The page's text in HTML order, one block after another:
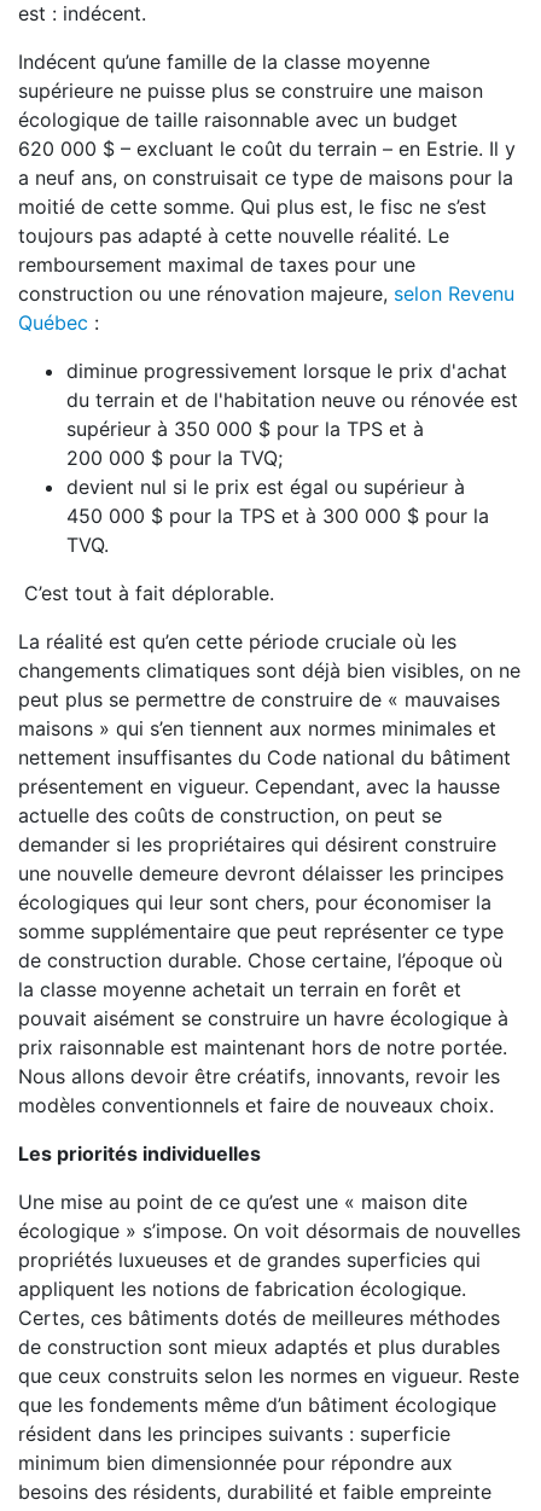
est : indécent.
Indécent qu’une famille de la classe moyenne
supérieure ne puisse plus se construire une maison
écologique de taille raisonnable avec un budget
620 000 $ – excluant le coût du terrain – en Estrie. Il y
a neuf ans, on construisait ce type de maisons pour la
moitié de cette somme. Qui plus est, le fisc ne s’est
toujours pas adapté à cette nouvelle réalité. Le
remboursement maximal de taxes pour une
construction ou une rénovation majeure, selon Revenu
Québec :
diminue progressivement lorsque le prix d'achat
du terrain et de l'habitation neuve ou rénovée est
supérieur à 350 000 $ pour la TPS et à
200 000 $ pour la TVQ;
devient nul si le prix est égal ou supérieur à
450 000 $ pour la TPS et à 300 000 $ pour la
TVQ.
C’est tout à fait déplorable.
La réalité est qu’en cette période cruciale où les
changements climatiques sont déjà bien visibles, on ne
peut plus se permettre de construire de « mauvaises
maisons » qui s’en tiennent aux normes minimales et
nettement insuffisantes du Code national du bâtiment
présentement en vigueur. Cependant, avec la hausse
actuelle des coûts de construction, on peut se
demander si les propriétaires qui désirent construire
une nouvelle demeure devront délaisser les principes
écologiques qui leur sont chers, pour économiser la
somme supplémentaire que peut représenter ce type
de construction durable. Chose certaine, l’époque où
la classe moyenne achetait un terrain en forêt et
pouvait aisément se construire un havre écologique à
prix raisonnable est maintenant hors de notre portée.
Nous allons devoir être créatifs, innovants, revoir les
modèles conventionnels et faire de nouveaux choix.
Les priorités individuelles
Une mise au point de ce qu’est une « maison dite
écologique » s’impose. On voit désormais de nouvelles
propriétés luxueuses et de grandes superficies qui
appliquent les notions de fabrication écologique.
Certes, ces bâtiments dotés de meilleures méthodes
de construction sont mieux adaptés et plus durables
que ceux construits selon les normes en vigueur. Reste
que les fondements même d’un bâtiment écologique
résident dans les principes suivants : superficie
minimum bien dimensionnée pour répondre aux
besoins des résidents, durabilité et faible empreinte